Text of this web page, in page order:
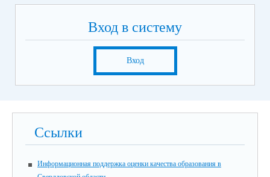
Вход в систему
Вход
Ссылки
Информационная поддержка оценки качества образования в